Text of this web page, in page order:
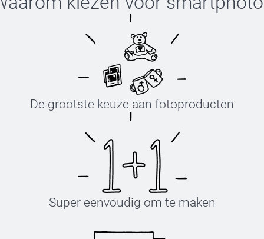
De grootste keuze aan fotoproducten
Super eenvoudig om te maken